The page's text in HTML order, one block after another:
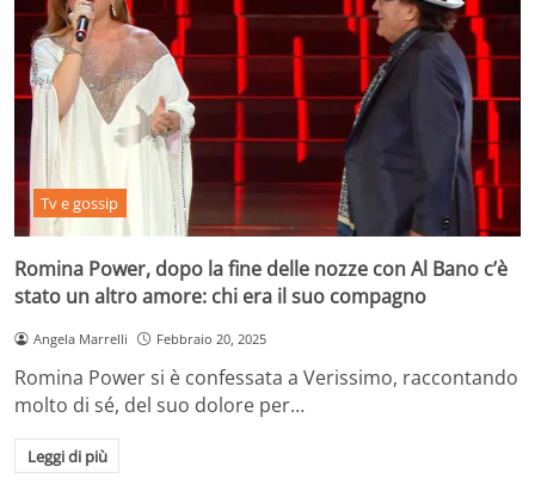
Tv e gossip
Romina Power, dopo la fine delle nozze con Al Bano c’è
stato un altro amore: chi era il suo compagno
Angela Marrelli Febbraio 20, 2025
Romina Power si è confessata a Verissimo, raccontando
molto di sé, del suo dolore per…
Leggi di più